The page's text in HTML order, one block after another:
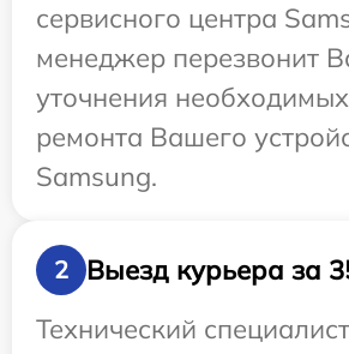
сервисного центра
менеджер перезвонит
уточнения
ремонта Вашего
Samsung.
2
Выезд курьера за
Технический